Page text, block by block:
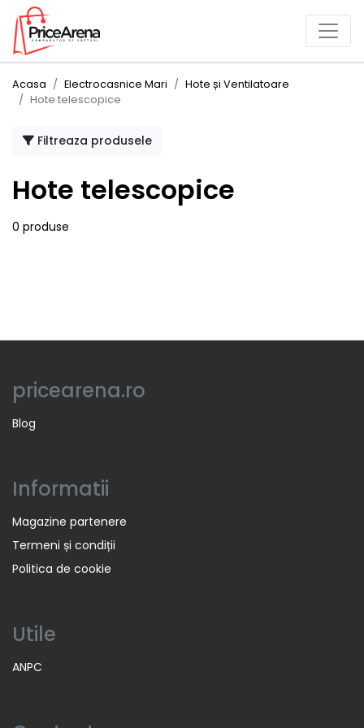
Acasa Electrocasnice Mari
Hote și Ventilatoare
Hote telescopice
Filtreaza produsele
Hote telescopice
0 produse
pricearena.ro
Blog
Informatii
Magazine partenere
Termeni și condiții
Politica de cookie
Utile
ANPC